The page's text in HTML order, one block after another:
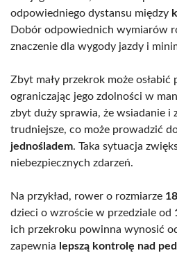
odpowiedniego dystansu między
Dobór odpowiednich wymiarów
znaczenie dla wygody jazdy i
Zbyt mały przekrok może osłabić
ograniczając jego zdolności w
zbyt duży sprawia, że wsiadanie i
trudniejsze, co może prowadzić
jednośladem. Taka sytuacja
niebezpiecznych zdarzeń.
Na przykład, rower o rozmiarze
dzieci o wzroście w przedziale od
ich przekroku powinna wynosić
zapewnia lepszą kontrolę nad